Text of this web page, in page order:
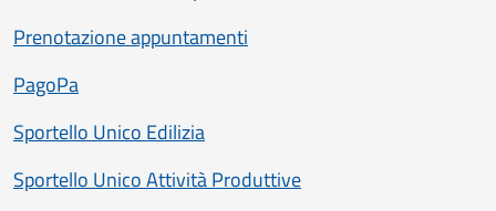
Prenotazione appuntamenti
PagoPa
Sportello Unico Edilizia
Sportello Unico Attività Produttive